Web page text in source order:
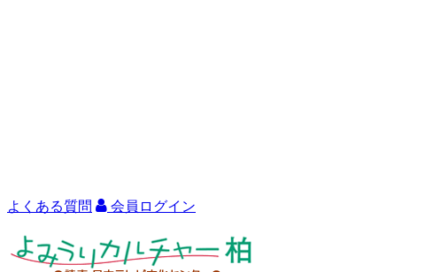
よくある質問 会員ログイン